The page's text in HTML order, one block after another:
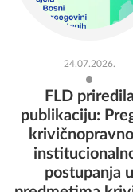
24.07.2026.
FLD priredila
publikaciju:
postupanja u